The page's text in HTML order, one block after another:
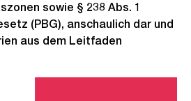
sowie § 238 Abs. 1
(PBG), anschaulich dar und
aus dem Leitfaden